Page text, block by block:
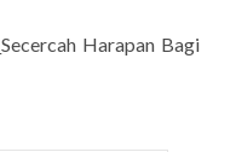
Harapan Bagi